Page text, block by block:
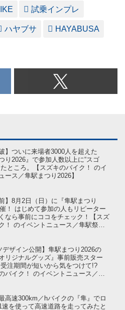
試乗インプレ
ハヤブサ HAYABUSA
】ついに来場者3000人を超えた
り2026』で参加人数以上に“スゴ
たところ。【スズキのバイク！ のイ
ース／隼駅まつり2026】
】8月2日（日）に『隼駅まつり
！ はじめて参加の人もリピーター
なら事前にココをチェック！【スズ
！ のイベントニュース／隼駅祭り
デザイン公開】隼駅まつり2026の
リジナルグッズ』事前販売スター
受注期間が短いから気をつけて!?
バイク！ のイベントニュース／第
高速300km／hバイクの『隼』でロ
速を使って高速道路を走ってみたと